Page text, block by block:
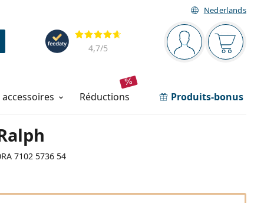
Nederlands
Barre de navigation
Vous êtesVotre
Évaluation
4,7/5
réductions Produits-bonus
7102 5736 54